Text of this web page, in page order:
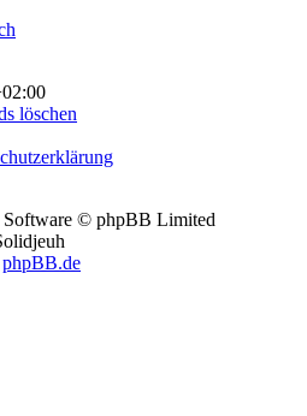
löschen
© phpBB Limited
phpBB.de